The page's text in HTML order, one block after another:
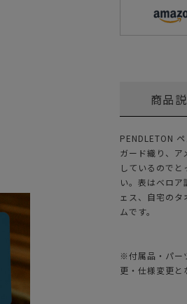
商品
PENDLETON
ガード織り、ア
しているので
い。表はベロア
ェス、自宅の
ムです。
※付属品・パー
更・仕様変更と